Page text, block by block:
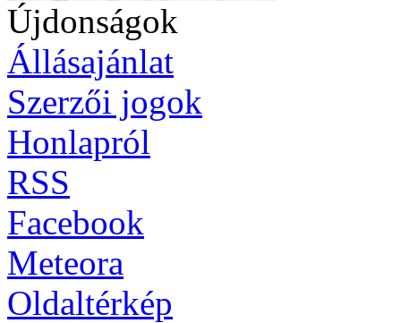
Újdonságok
Állásajánlat
Szerzői jogok
Honlapról
RSS
Facebook
Meteora
Oldaltérkép